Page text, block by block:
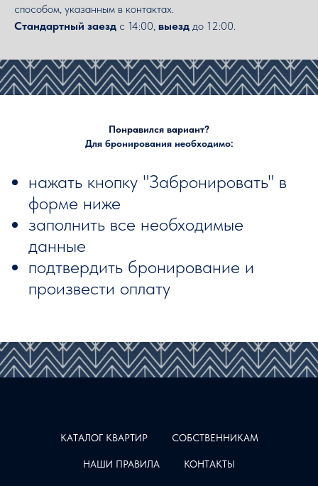
способом, указанным в контактах.
Стандартный заезд с 14:00, выезд до 12:00.
Понравился вариант?
Для бронирования необходимо:
нажать кнопку "Забронировать" в
форме ниже
заполнить все необходимые
данные
подтвердить бронирование и
произвести оплату
КАТАЛОГ КВАРТИР СОБСТВЕННИКАМ
НАШИ ПРАВИЛА КОНТАКТЫ